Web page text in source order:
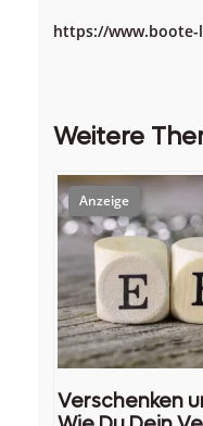
https://
Weitere
Verschenken